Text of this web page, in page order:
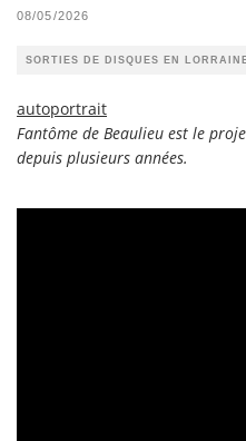
08/05/2026
SORTIES DE DISQUES EN
autoportrait
Fantôme de Beaulieu est le
depuis plusieurs années.